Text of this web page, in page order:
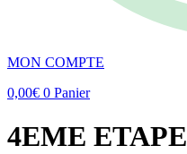
MON COMPTE
0,00€ 0 Panier
4EME ETAPE